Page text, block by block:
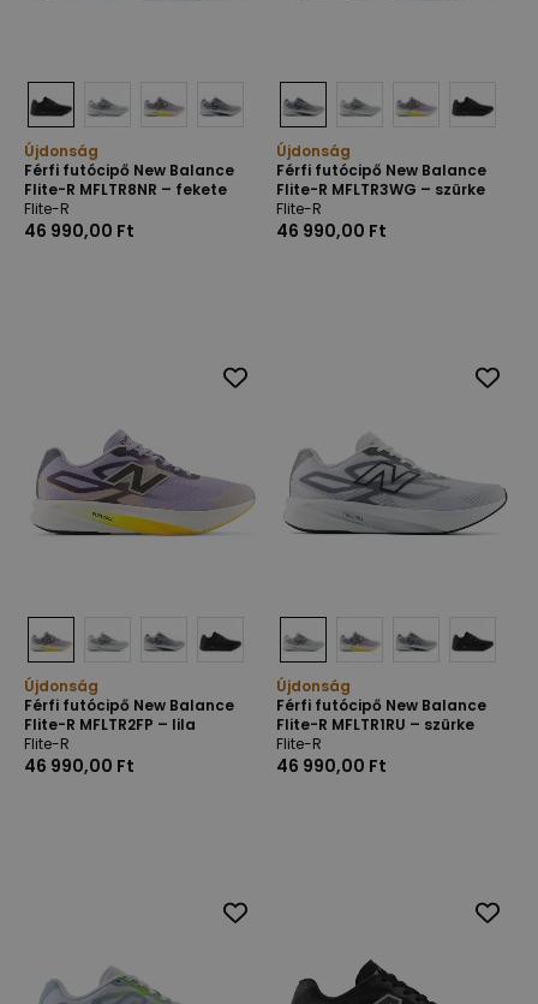
Újdonság
Férfi futócipő New Balance
Flite-R MFLTR8NR – fekete
Flite-R
46 990,00 Ft
Újdonság
Férfi futócipő New Balance
Flite-R MFLTR3WG – szürke
Flite-R
46 990,00 Ft
Újdonság
Férfi futócipő New Balance
Flite-R MFLTR2FP – lila
Flite-R
46 990,00 Ft
Újdonság
Férfi futócipő New Balance
Flite-R MFLTR1RU – szürke
Flite-R
46 990,00 Ft